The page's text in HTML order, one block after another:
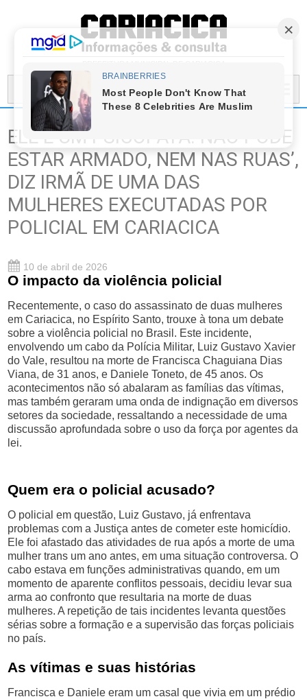
MENU...
ELE É UM PSICOPATA. NÃO PODE
ESTAR ARMADO, NEM NAS RUAS’,
DIZ IRMÃ DE UMA DAS
MULHERES EXECUTADAS POR
POLICIAL EM CARIACICA
10 de abril de 2026
O impacto da violência policial
Recentemente, o caso do assassinato de duas mulheres
em Cariacica, no Espírito Santo, trouxe à tona um debate
sobre a violência policial no Brasil. Este incidente,
envolvendo um cabo da Polícia Militar, Luiz Gustavo Xavier
do Vale, resultou na morte de Francisca Chaguiana Dias
Viana, de 31 anos, e Daniele Toneto, de 45 anos. Os
acontecimentos não só abalaram as famílias das vítimas,
mas também geraram uma onda de indignação em diversos
setores da sociedade, ressaltando a necessidade de uma
discussão aprofundada sobre o uso da força por agentes da
lei.
Quem era o policial acusado?
O policial em questão, Luiz Gustavo, já enfrentava
problemas com a Justiça antes de cometer este homicídio.
Ele foi afastado das atividades de rua após a morte de uma
mulher trans um ano antes, em uma situação controversa. O
cabo estava em funções administrativas quando, em um
momento de aparente conflitos pessoais, decidiu levar sua
arma ao confronto que resultaria na morte de duas
mulheres. A repetição de tais incidentes levanta questões
sérias sobre a formação e a supervisão das forças policiais
no país.
As vítimas e suas histórias
Francisca e Daniele eram um casal que vivia em um prédio